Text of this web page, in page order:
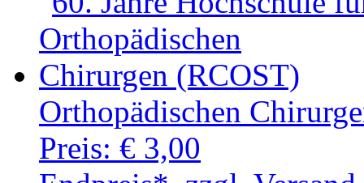
Orthopädischen
Preis: € 3,00